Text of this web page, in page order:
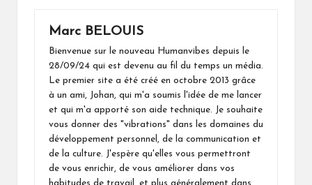
Marc BELOUIS
Bienvenue sur le nouveau Humanvibes depuis le
28/09/24 qui est devenu au fil du temps un média.
Le premier site a été créé en octobre 2013 grâce
à un ami, Johan, qui m'a soumis l'idée de me lancer
et qui m'a apporté son aide technique. Je souhaite
vous donner des "vibrations" dans les domaines du
développement personnel, de la communication et
de la culture. J'espère qu'elles vous permettront
de vous enrichir, de vous améliorer dans vos